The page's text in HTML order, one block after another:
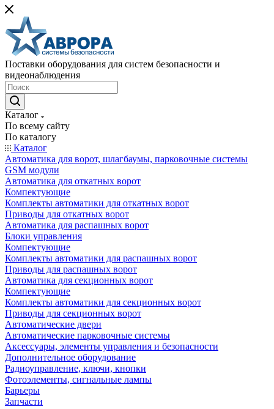
Поставки оборудования для систем безопасности и
видеонаблюдения
Каталог
По всему сайту
По каталогу
Каталог
Автоматика для ворот, шлагбаумы, парковочные системы
GSM модули
Автоматика для откатных ворот
Компектующие
Комплекты автоматики для откатных ворот
Приводы для откатных ворот
Автоматика для распашных ворот
Блоки управления
Компектующие
Комплекты автоматики для распашных ворот
Приводы для распашных ворот
Автоматика для секционных ворот
Компектующие
Комплекты автоматики для секционных ворот
Приводы для секционных ворот
Автоматические двери
Автоматические парковочные системы
Аксессуары, элементы управления и безопасности
Дополнительное оборудование
Радиоуправление, ключи, кнопки
Фотоэлементы, сигнальные лампы
Барьеры
Запчасти